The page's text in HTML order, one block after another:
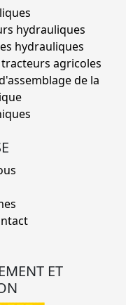
hydrauliques
hydrauliques
agricoles
de la
ET